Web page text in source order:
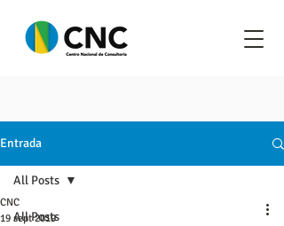
Entrada
All Posts
All Posts
CNC
19 sept 2019